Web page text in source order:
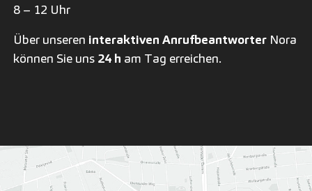
8 – 12 Uhr
Über unseren interaktiven Anrufbeantworter Nora
können Sie uns 24 h am Tag erreichen.